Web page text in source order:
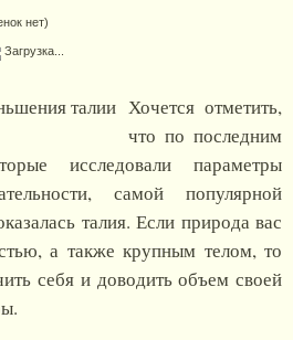
нет)
Загрузка...
Хочется отметить,
что по последним
исследовали параметры
самой популярной
талия. Если природа вас
а также крупным телом, то
себя и доводить объем своей